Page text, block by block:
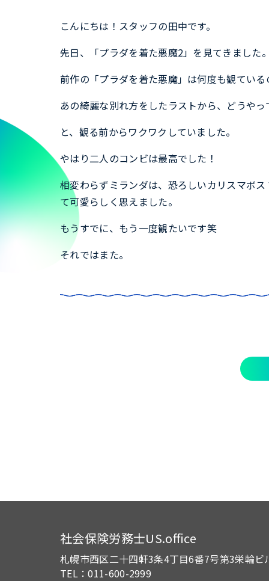
こんにちは！スタッフの田中です。
先日、「プラダを着た悪魔2」を見てきました
前作の「プラダを着た悪魔」は何度も観てい
あの綺麗な別れ方をしたラストから、どうや
と、観る前からワクワクしていました。
やはり二人のコンビは最高でした！
相変わらずミランダは、恐ろしいカリスマボ
て可愛らしく思えました。
もうすでに、もう一度観たいです笑
それではまた。
社会保険労務士US.office
札幌市西区二十四軒3条4丁目6番7号第3栄輪ビ
TEL：011-600-2999